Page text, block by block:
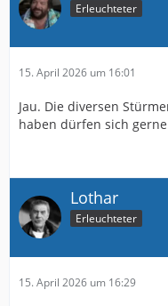
Erleuchteter
15. April 2026 um 16:01
Jau. Die diversen
haben dürfen sich
Lothar
Erleuchteter
15. April 2026 um 16:29